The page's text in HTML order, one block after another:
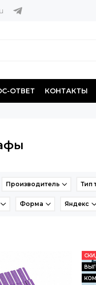
ОТВЕТ КОНТАКТЫ
Производитель Тип
Форма Яндекс